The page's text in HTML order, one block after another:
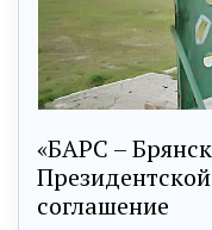
«БАРС –
соглашение